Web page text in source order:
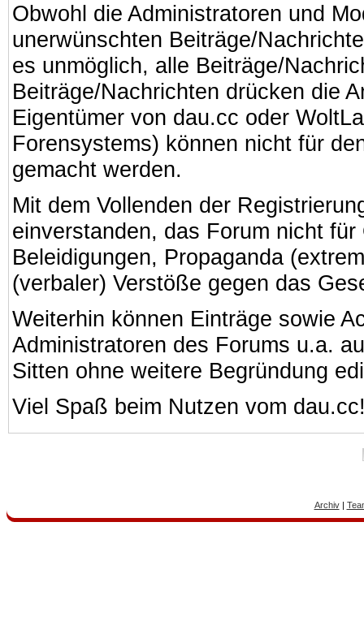
Obwohl die Administratoren und
unerwünschten Beiträge/
es unmöglich, alle Beiträge/
Beiträge/Nachrichten drücken die
Eigentümer von dau.cc oder
Forensystems) können nicht für
gemacht werden.
Mit dem Vollenden der
einverstanden, das Forum nicht
Beleidigungen, Propaganda
(verbaler) Verstöße gegen das
Weiterhin können Einträge sowie
Administratoren des Forums u.a.
Sitten ohne weitere Begründung
Viel Spaß beim Nutzen vom
Archiv|